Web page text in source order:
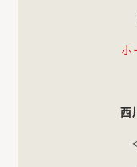
ホ
西